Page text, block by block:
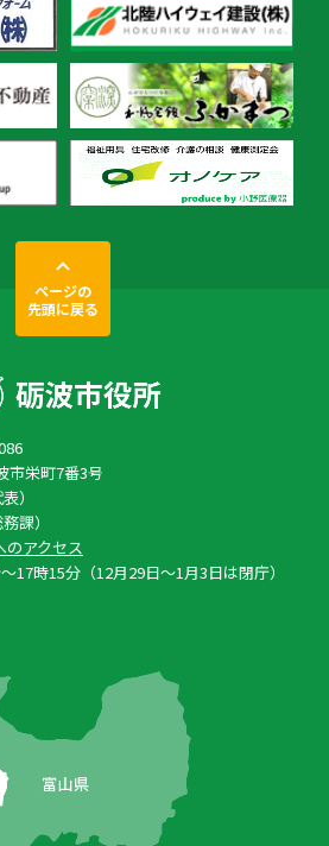
ページの
先頭に戻る
栄町7番3号
）
課）
のアクセス
17時15分（12月29日〜1月3日は閉庁）